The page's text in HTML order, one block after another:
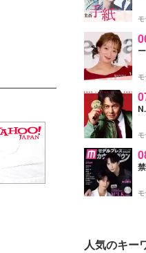
モ
モ
モ
モ
人気のキー